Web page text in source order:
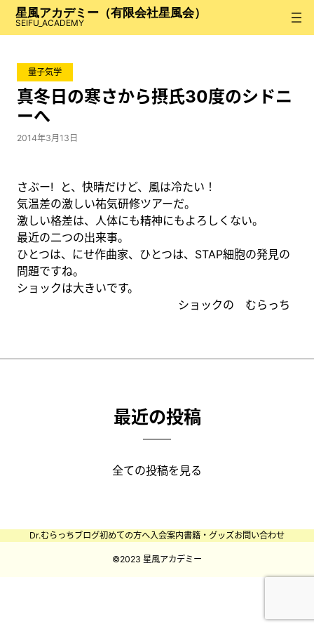
星風アカデミー（有限会社星風会）
SEIFU_ACADEMY
量子気学
真冬日の寒さから摂氏30度のシドニ
ーへ
2014年3月13日
さぶー! と、快晴だけど、風は冷たい！
気温差の激しい祐気研修ツアーだ。
激しい格差は、人体にも精神にもよろしくない。
最近の二つの出来事。
ひとつは、にせ作曲家、ひとつは、STAP細胞の発見の
問題ですね。
ショックは大きいです。
ショックの むらっち
最近の投稿
全ての投稿を見る
Dr.むらっちブログ初めての方へ入会案内書籍・グッズお問い合わせ
©️2023 星風アカデミー